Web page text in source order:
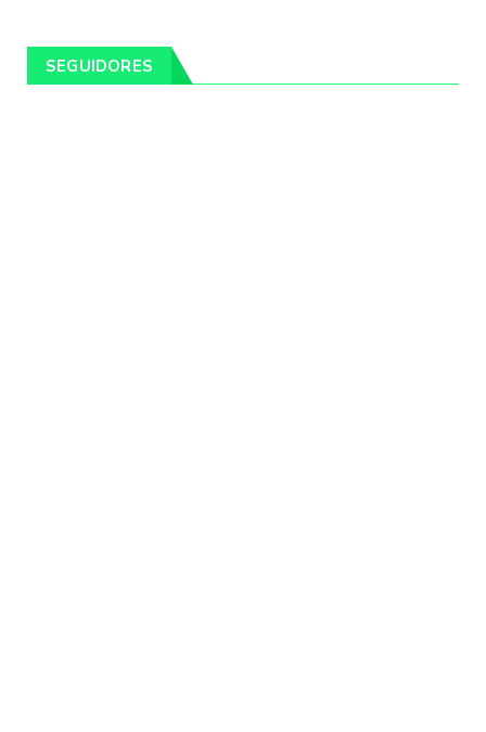
Pintores da Temática Gauchesca - parte
SEGUIDORES